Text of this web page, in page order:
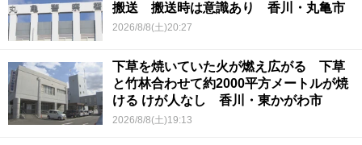
搬送 搬送時は意識あり 香川・丸亀市
2026/8/8(土)20:27
下草を焼いていた火が燃え広がる 下草
と竹林合わせて約2000平方メートルが焼
ける けが人なし 香川・東かがわ市
2026/8/8(土)19:13